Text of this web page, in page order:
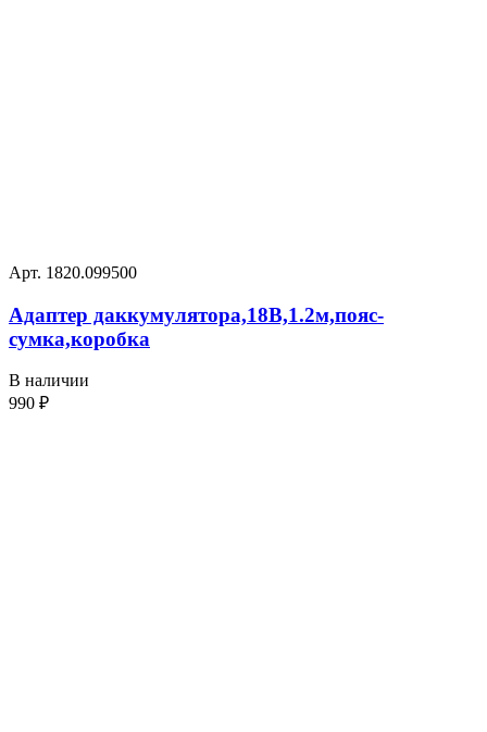
Арт. 1820.099500
Адаптер даккумулятора,18В,1.2м,пояс-
сумка,коробка
В наличии
990 ₽